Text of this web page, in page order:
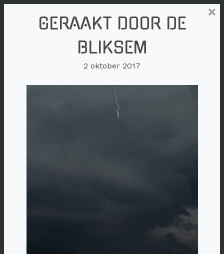
GERAAKT DOOR DE
BLIKSEM
2 oktober 2017